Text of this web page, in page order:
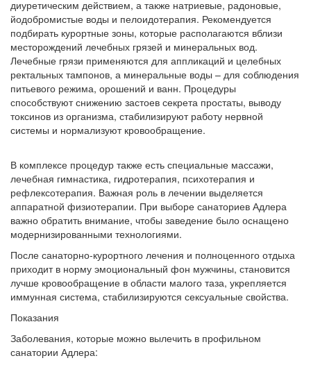
диуретическим действием, а также натриевые, радоновые,
йодобромистые воды и пелоидотерапия. Рекомендуется
подбирать курортные зоны, которые располагаются вблизи
месторождений лечебных грязей и минеральных вод.
Лечебные грязи применяются для аппликаций и целебных
ректальных тампонов, а минеральные воды – для соблюдения
питьевого режима, орошений и ванн. Процедуры
способствуют снижению застоев секрета простаты, выводу
токсинов из организма, стабилизируют работу нервной
системы и нормализуют кровообращение.
В комплексе процедур также есть специальные массажи,
лечебная гимнастика, гидротерапия, психотерапия и
рефлексотерапия. Важная роль в лечении выделяется
аппаратной физиотерапии. При выборе санаториев Адлера
важно обратить внимание, чтобы заведение было оснащено
модернизированными технологиями.
После санаторно-курортного лечения и полноценного отдыха
приходит в норму эмоциональный фон мужчины, становится
лучше кровообращение в области малого таза, укрепляется
иммунная система, стабилизируются сексуальные свойства.
Показания
Заболевания, которые можно вылечить в профильном
санатории Адлера: